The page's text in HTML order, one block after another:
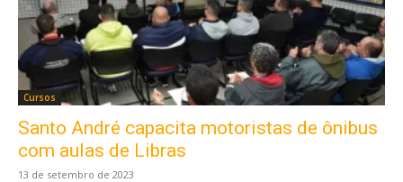
Cursos
Santo André capacita motoristas de ônibus
com aulas de Libras
13 de setembro de 2023